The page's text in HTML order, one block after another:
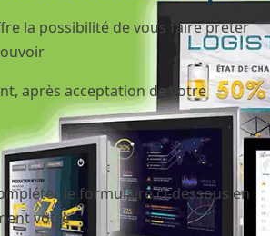
la possibilité de vous faire prêter
après acceptation de votre
le formulaire ci-dessous en
votre